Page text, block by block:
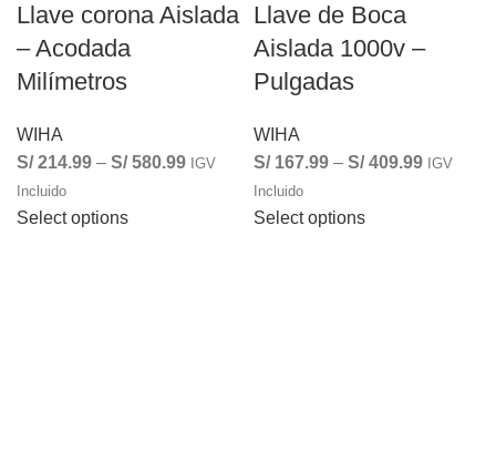
Llave corona Aislada
– Acodada
Milímetros
WIHA
S/214.99 – S/580.99 IGV
Incluido
Select options
Llave de Boca
Aislada 1000v –
Pulgadas
WIHA
S/167.99 – S/409.99 IGV
Incluido
Select options